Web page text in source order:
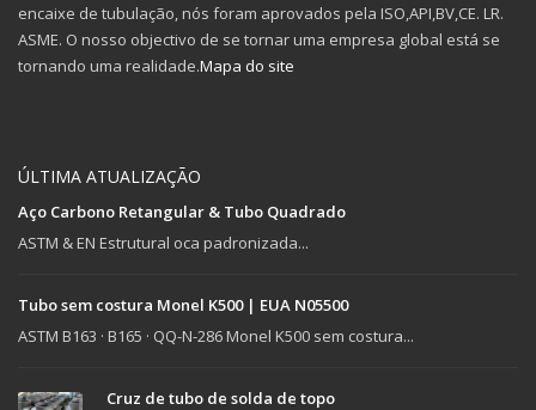
encaixe de tubulação, nós foram aprovados pela ISO,API,BV,CE. LR.
ASME. O nosso objectivo de se tornar uma empresa global está se
tornando uma realidade.Mapa do site
ÚLTIMA ATUALIZAÇÃO
Aço Carbono Retangular & Tubo Quadrado
ASTM & EN Estrutural oca padronizada...
Tubo sem costura Monel K500 | EUA N05500
ASTM B163 · B165 · QQ-N-286 Monel K500 sem costura...
Cruz de tubo de solda de topo